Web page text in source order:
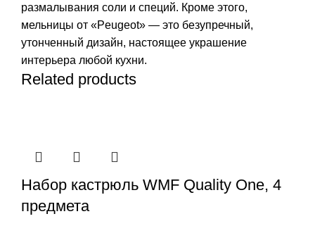
размалывания соли и специй. Кроме этого,
мельницы от «Peugeot» — это безупречный,
утонченный дизайн, настоящее украшение
интерьера любой кухни.
Related products
Набор кастрюль WMF Quality One, 4
предмета